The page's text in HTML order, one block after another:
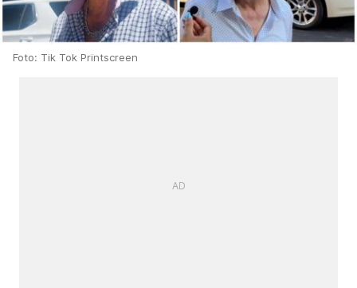
Foto: Tik Tok Printscreen